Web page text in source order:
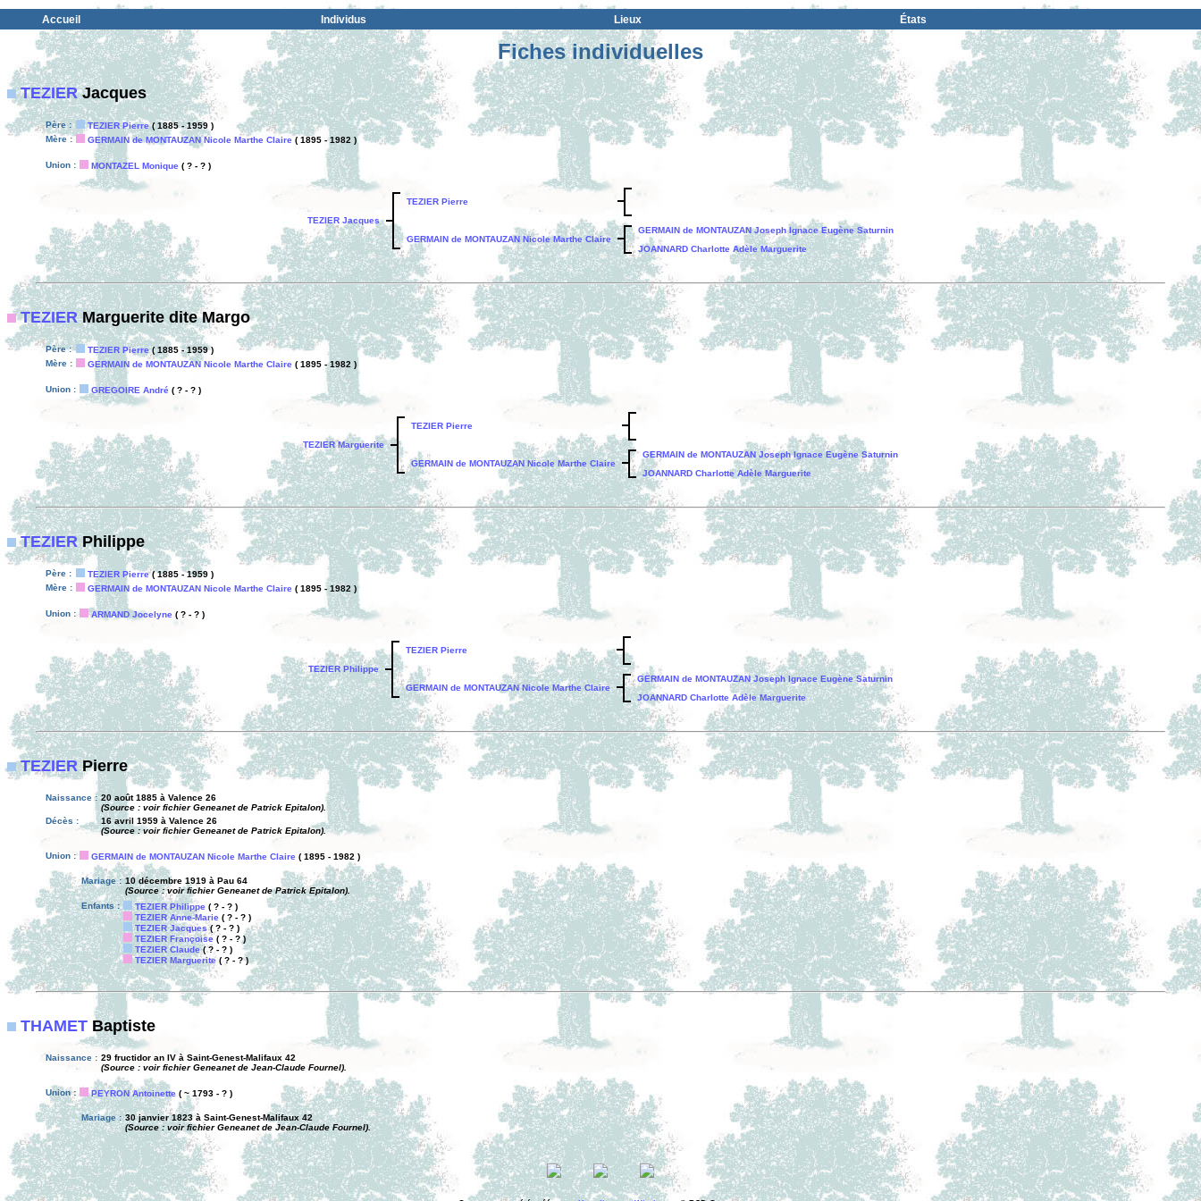
Accueil Individus Lieux États
Fiches individuelles
TEZIERJacques
Père : TEZIER Pierre( 1885 - 1959 )
Mère :
GERMAIN de MONTAUZAN Nicole Marthe Claire ( 1895 - 1982 )
Union : MONTAZEL Monique ( ? - ? )
TEZIER Jacques
TEZIER Pierre
GERMAIN de MONTAUZAN Nicole Marthe Claire
GERMAIN de MONTAUZAN Joseph Ignace Eugène Saturnin
JOANNARD Charlotte Adèle Marguerite
TEZIERMarguerite dite Margo
Père : TEZIER Pierre( 1885 - 1959 )
Mère :
GERMAIN de MONTAUZAN Nicole Marthe Claire ( 1895 - 1982 )
Union : GREGOIRE André ( ? - ? )
TEZIER Marguerite
TEZIER Pierre
GERMAIN de MONTAUZAN Nicole Marthe Claire
GERMAIN de MONTAUZAN Joseph Ignace Eugène Saturnin
JOANNARD Charlotte Adèle Marguerite
TEZIERPhilippe
Père : TEZIER Pierre( 1885 - 1959 )
Mère :
GERMAIN de MONTAUZAN Nicole Marthe Claire ( 1895 - 1982 )
Union : ARMAND Jocelyne ( ? - ? )
TEZIER Philippe
TEZIER Pierre
GERMAIN de MONTAUZAN Nicole Marthe Claire
GERMAIN de MONTAUZAN Joseph Ignace Eugène Saturnin
JOANNARD Charlotte Adèle Marguerite
TEZIERPierre
Naissance : 20 août 1885 à Valence 26
(Source : voir fichier Geneanet de Patrick Epitalon).
Décès :
16 avril 1959 à Valence 26
(Source : voir fichier Geneanet de Patrick Epitalon).
Union : GERMAIN de MONTAUZAN Nicole Marthe Claire ( 1895 - 1982 )
Mariage : 10 décembre 1919 à Pau 64
(Source : voir fichier Geneanet de Patrick Epitalon).
Enfants :
TEZIER Philippe ( ? - ? )
TEZIER Anne-Marie ( ? - ? )
TEZIER Jacques( ? - ? )
TEZIER Françoise ( ? - ? )
TEZIER Claude( ? - ? )
TEZIER Marguerite ( ? - ? )
THAMET Baptiste
Naissance : 29 fructidor an IV à Saint-Genest-Malifaux 42
(Source : voir fichier Geneanet de Jean-Claude Fournel).
Union : PEYRON Antoinette ( ~ 1793 - ? )
Mariage : 30 janvier 1823 à Saint-Genest-Malifaux 42
(Source : voir fichier Geneanet de Jean-Claude Fournel).